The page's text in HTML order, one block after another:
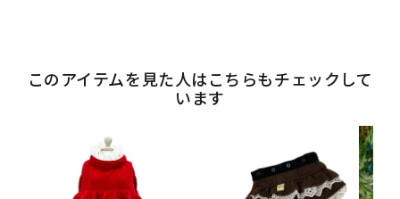
このアイテムを見た人はこちらもチェックして
います